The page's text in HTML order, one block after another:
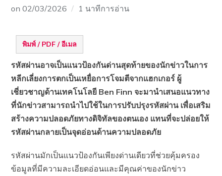
on02/03/2026 1 นาทีการอ่าน
พิมพ์ / PDF / อีเมล
รหัสผ่านอาจเป็นแนวป้องกันด่านสุดท้ายของนักข่าวในการ
หลีกเลี่ยงการตกเป็นเหยื่อการโจมตีจากแฮกเกอร์ ผู้
เชี่ยวชาญด้านเทคโนโลยี Ben Finn จะมานำเสนอแนวทาง
ที่นักข่าวสามารถนำไปใช้ในการปรับปรุงรหัสผ่าน เพื่อเสริม
สร้างความปลอดภัยทางดิจิทัลของตนเอง แทนที่จะปล่อยให้
รหัสผ่านกลายเป็นจุดอ่อนด้านความปลอดภัย
รหัสผ่านมักเป็นแนวป้องกันเพียงด่านเดียวที่ช่วยคุ้มครอง
ข้อมูลที่มีความละเอียดอ่อนและมีคุณค่าของนักข่าว